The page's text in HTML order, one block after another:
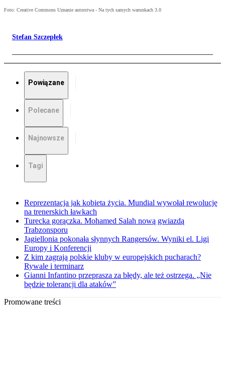
Foto: Creative Commons Uznanie autorstwa - Na tych samych warunkach 3.0
Stefan Szczepłek
Powiązane
Polecane
Najnowsze
Tagi
Reprezentacja jak kobieta życia. Mundial wywołał rewolucję
na trenerskich ławkach
Turecka gorączka. Mohamed Salah nową gwiazdą
Trabzonsporu
Jagiellonia pokonała słynnych Rangersów. Wyniki el. Ligi
Europy i Konferencji
Z kim zagrają polskie kluby w europejskich pucharach?
Rywale i terminarz
Gianni Infantino przeprasza za błędy, ale też ostrzega. „Nie
będzie tolerancji dla ataków”
Promowane treści